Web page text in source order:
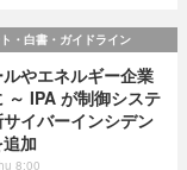
・白書・ガイドライン
やエネルギー企業
～ IPA が制御システ
イバーインシデン
追加
8:00